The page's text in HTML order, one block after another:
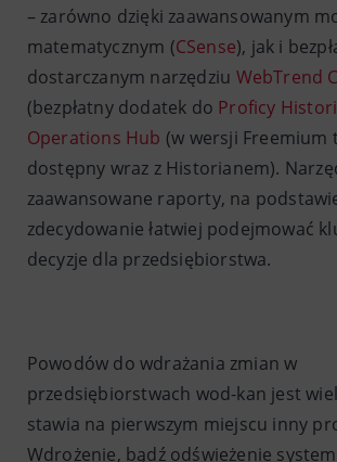
– zarówno dzięki zaawansowanym
matematycznym (CSense), jak i
dostarczanym narzędziu WebTrend
(bezpłatny dodatek do Proficy
Operations Hub (w wersji Freemium
dostępny wraz z Historianem).
zaawansowane raporty, na
zdecydowanie łatwiej podejmować
decyzje dla przedsiębiorstwa.
Powodów do wdrażania zmian w
przedsiębiorstwach wod-kan jest
stawia na pierwszym miejscu inny
Wdrożenie, bądź odświeżenie